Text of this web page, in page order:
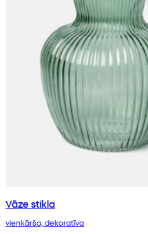
Vāze stikla
vienkārša, dekoratīva